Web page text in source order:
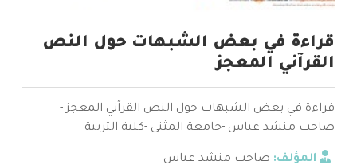
قراءة في بعض الشبهات حول النص
القرآني المعجز
قراءة في بعض الشبهات حول النص القرآني المعجز -
صاحب منشد عباس -جامعة المثنى -كلية التربية
المؤلف: صاحب منشد عباس